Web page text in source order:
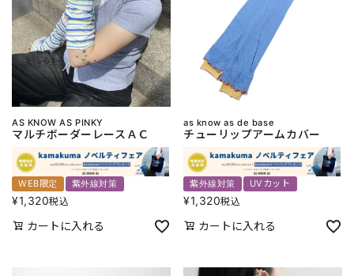
AS KNOW AS PINKY
マルチボーダーレースＡＣ
WEB限定 紫外線対策
¥1,320税込
カートに入れる
as know as de base
チューリップアームカバー
紫外線対策 UVカット
¥1,320税込
カートに入れる